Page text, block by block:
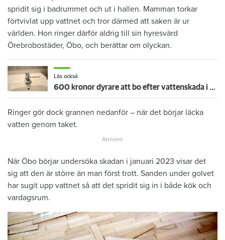
spridit sig i badrummet och ut i hallen. Mamman torkar
förtvivlat upp vattnet och tror därmed att saken är ur
världen. Hon ringer därför aldrig till sin hyresvärd
Örebrobostäder, Öbo, och berättar om olyckan.
Läs också
600 kronor dyrare att bo efter vattenskada i Varberg
Ringer gör dock grannen nedanför – när det börjar läcka
vatten genom taket.
När Öbo börjar undersöka skadan i januari 2023 visar det
sig att den är större än man först trott. Sanden under golvet
har sugit upp vattnet så att det spridit sig in i både kök och
vardagsrum.